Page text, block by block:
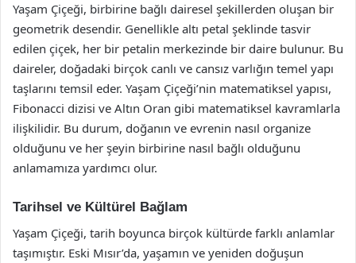
Yaşam Çiçeği, birbirine bağlı dairesel şekillerden oluşan bir
geometrik desendir. Genellikle altı petal şeklinde tasvir
edilen çiçek, her bir petalin merkezinde bir daire bulunur. Bu
daireler, doğadaki birçok canlı ve cansız varlığın temel yapı
taşlarını temsil eder. Yaşam Çiçeği’nin matematiksel yapısı,
Fibonacci dizisi ve Altın Oran gibi matematiksel kavramlarla
ilişkilidir. Bu durum, doğanın ve evrenin nasıl organize
olduğunu ve her şeyin birbirine nasıl bağlı olduğunu
anlamamıza yardımcı olur.
Tarihsel ve Kültürel Bağlam
Yaşam Çiçeği, tarih boyunca birçok kültürde farklı anlamlar
taşımıştır. Eski Mısır’da, yaşamın ve yeniden doğuşun